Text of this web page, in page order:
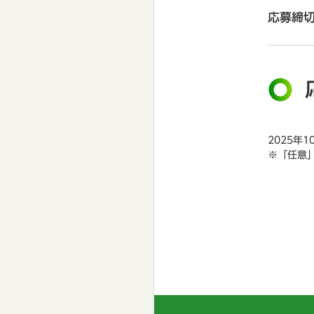
応募締
2025年10
※「任意